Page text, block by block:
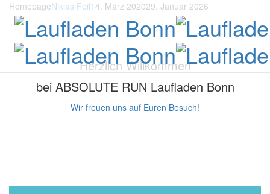
HomepageNiklas Feil14. März 202029. Januar 2026
Herzlich Willkommen
bei ABSOLUTE RUN Laufladen Bonn
Wir freuen uns auf Euren Besuch!